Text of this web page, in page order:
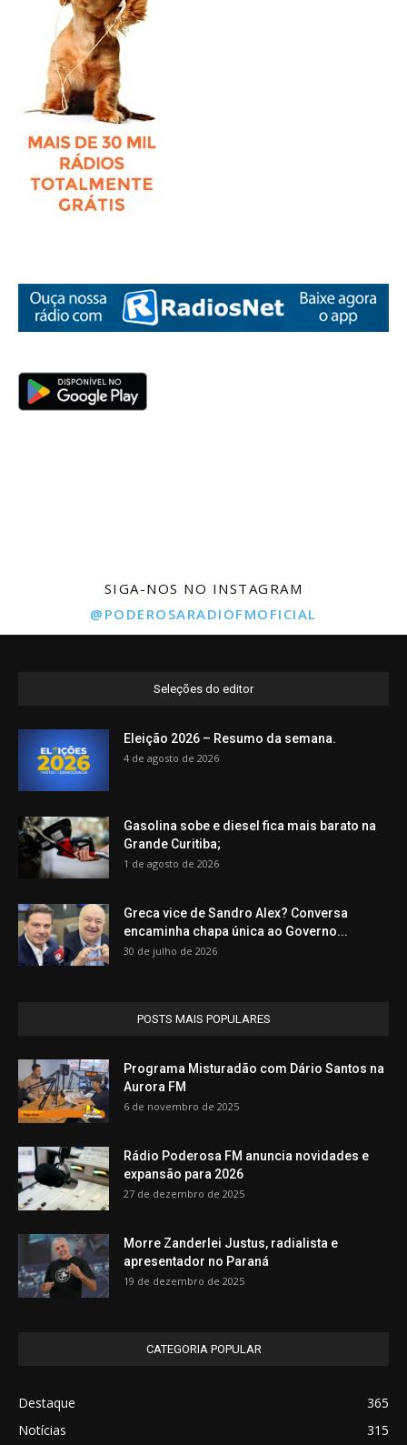
SIGA-NOS NO INSTAGRAM
@PODEROSARADIOFMOFICIAL
Seleções do editor
Eleição 2026 – Resumo da semana.
4 de agosto de 2026
Gasolina sobe e diesel fica mais barato na
Grande Curitiba;
1 de agosto de 2026
Greca vice de Sandro Alex? Conversa
encaminha chapa única ao Governo...
30 de julho de 2026
POSTS MAIS POPULARES
Programa Misturadão com Dário Santos na
Aurora FM
6 de novembro de 2025
Rádio Poderosa FM anuncia novidades e
expansão para 2026
27 de dezembro de 2025
Morre Zanderlei Justus, radialista e
apresentador no Paraná
19 de dezembro de 2025
CATEGORIA POPULAR
Destaque
365
Notícias
315